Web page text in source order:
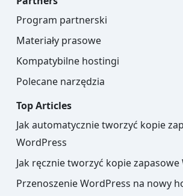
Program partnerski
Materiały prasowe
Kompatybilne hostingi
Polecane narzędzia
Top Articles
Jak automatycznie tworzyć kopie
WordPress
Jak ręcznie tworzyć kopie zapasowe
Przenoszenie WordPress na nowy